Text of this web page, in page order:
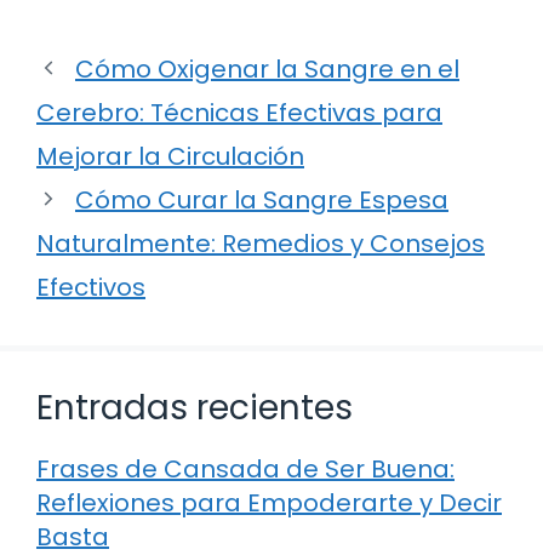
Cómo Oxigenar la Sangre en el
Cerebro: Técnicas Efectivas para
Mejorar la Circulación
Cómo Curar la Sangre Espesa
Naturalmente: Remedios y Consejos
Efectivos
Entradas recientes
Frases de Cansada de Ser Buena:
Reflexiones para Empoderarte y Decir
Basta